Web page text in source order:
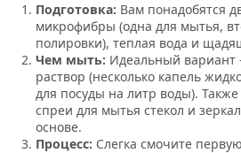
Подготовка: Вам понадобятся
микрофибры (одна для мытья,
полировки), теплая вода и
Чем мыть: Идеальный
раствор (несколько капель
для посуды на литр воды).
спреи для мытья стекол и
основе.
Процесс: Слегка смочите